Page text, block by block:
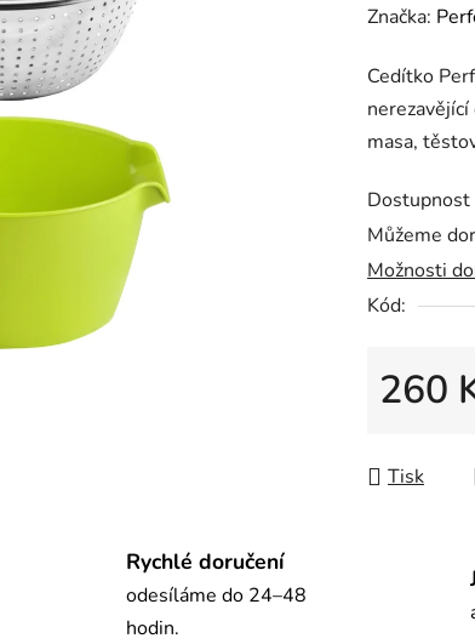
hodnocení
je
0,0
z
hvězdiček.
Značka:
Cedítko
masa,
Dostupnost
Můžeme
Možnosti
Kód:
260
Tisk
Rychlé doručení
odesíláme do 24–48
hodin.